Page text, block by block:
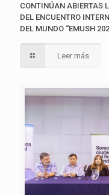
CONTINÚAN ABIERTAS
DEL ENCUENTRO
DEL MUNDO “EMUSH
Leer más